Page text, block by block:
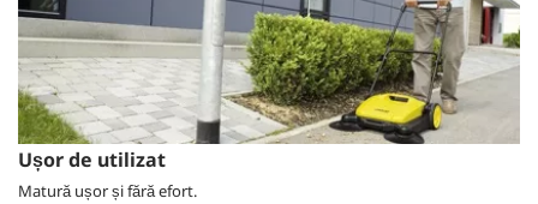
Ușor de utilizat
Matură ușor și fără efort.